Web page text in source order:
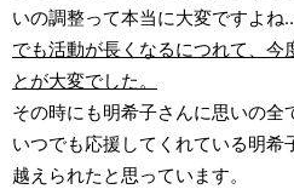
いの調整って本当に大変ですよね...
でも活動が長くなるにつれて、今
とが大変でした。
その時にも明希子さんに思いの全
いつでも応援してくれている明希
越えられたと思っています。